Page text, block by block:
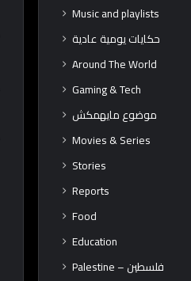
Music and playlists
حكايات يومية عادية
Around The World
Gaming & Tech
موضوع مايهمكش
Movies & Series
Stories
Reports
Food
Education
Palestine – فلسطين